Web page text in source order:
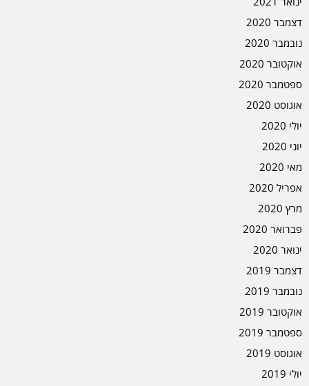
דצמבר 2020
נובמבר 2020
אוקטובר 2020
ספטמבר 2020
אוגוסט 2020
יולי 2020
יוני 2020
מאי 2020
אפריל 2020
מרץ 2020
פברואר 2020
ינואר 2020
דצמבר 2019
נובמבר 2019
אוקטובר 2019
ספטמבר 2019
אוגוסט 2019
יולי 2019